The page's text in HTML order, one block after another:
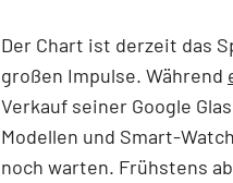
Der Chart ist derzeit das
großen Impulse. Während
Verkauf seiner Google
Modellen und Smart-
noch warten. Frühstens